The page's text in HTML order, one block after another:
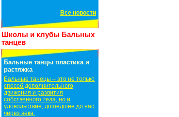
Все новости
Школы и клубы Бальных
танцев
Бальные танцы пластика и
растяжка
Бальные танецы – это не только
способ дополнительного
движения и развития
собственного тела, но и
удовольствие, дошедшее до нас
через века.